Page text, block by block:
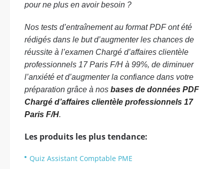
pour ne plus en avoir besoin ?
Nos tests d’entraînement au format PDF ont été
rédigés dans le but d’augmenter les chances de
réussite à l’examen Chargé d’affaires clientèle
professionnels 17 Paris F/H à 99%, de diminuer
l’anxiété et d’augmenter la confiance dans votre
préparation grâce à nos bases de données PDF
Chargé d’affaires clientèle professionnels 17
Paris F/H.
Les produits les plus tendance:
Quiz Assistant Comptable PME